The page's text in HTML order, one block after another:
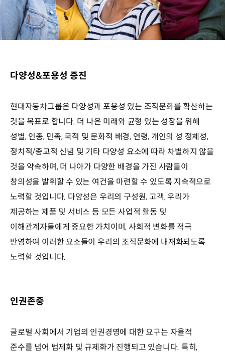
다양성&포용성 증진
현대자동차그룹은 다양성과 포용성 있는 조직문화를 확산하는
것을 목표로 합니다. 더 나은 미래와 균형 있는 성장을 위해
성별, 인종, 민족, 국적 및 문화적 배경, 연령, 개인의 성 정체성,
정치적/종교적 신념 및 기타 다양성 요소에 따라 차별하지 않을
것을 약속하며, 더 나아가 다양한 배경을 가진 사람들이
창의성을 발휘할 수 있는 여건을 마련할 수 있도록 지속적으로
노력할 것입니다. 다양성은 우리의 구성원, 고객, 우리가
제공하는 제품 및 서비스 등 모든 사업적 활동 및
이해관계자들에게 중요한 가치이며, 사회적 변화를 적극
반영하여 이러한 요소들이 우리의 조직문화에 내재화되도록
노력할 것입니다.
인권존중
글로벌 사회에서 기업의 인권경영에 대한 요구는 자율적
준수를 넘어 법제화 및 규제화가 진행되고 있습니다. 특히,
사회를
위한
올바른
변화-